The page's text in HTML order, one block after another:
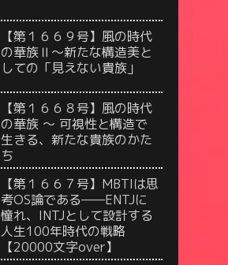
【第１６６９号】風の時代
の華族Ⅱ〜新たな構造美と
しての「見えない貴族」
【第１６６８号】風の時代
の華族 〜 可視性と構造で
生きる、新たな貴族のかた
ち
【第１６６７号】MBTIは思
考OS論である——ENTJに
憧れ、INTJとして設計する
人生100年時代の戦略
【20000文字over】